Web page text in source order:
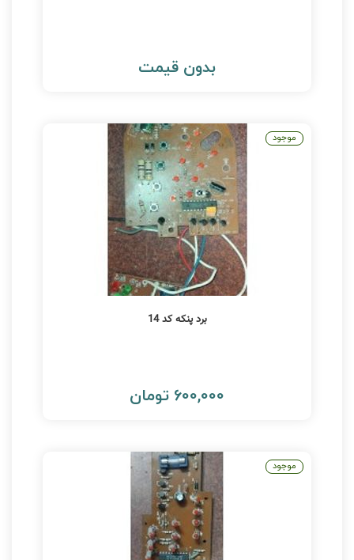
بدون قیمت
برد پنکه کد 14
600,000 تومان
موجود
موجود